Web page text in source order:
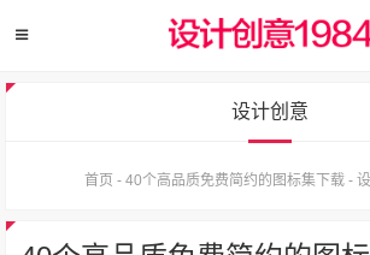
设计创意
首页 - 40个高品质免费简约的图标集下载 -